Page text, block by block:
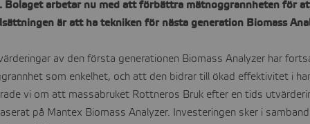
Bolaget arbetar nu med att förbättra mätnoggrannheten för
är att ha tekniken för nästa generation Biomass
av den första generationen Biomass Analyzer har
som enkelhet, och att den bidrar till ökad effektivitet i
vi om att massabruket Rottneros Bruk efter en tids
på Mantex Biomass Analyzer. Investeringen sker i